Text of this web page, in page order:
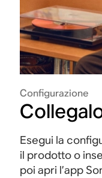
Configurazione
Esegui la
il prodotto o
poi apri l’app